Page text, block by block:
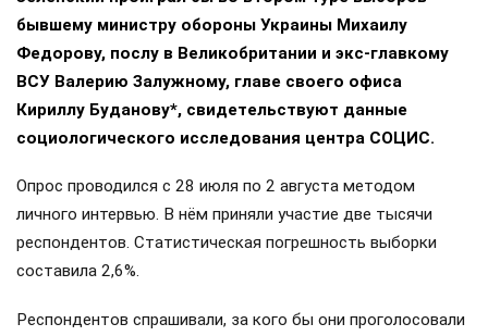
бывшему министру обороны Украины Михаилу
Федорову, послу в Великобритании и экс-главкому
ВСУ Валерию Залужному, главе своего офиса
Кириллу Буданову*, свидетельствуют данные
социологического исследования центра СОЦИС.
Опрос проводился с 28 июля по 2 августа методом
личного интервью. В нём приняли участие две тысячи
респондентов. Статистическая погрешность выборки
составила 2,6%.
Респондентов спрашивали, за кого бы они проголосовали